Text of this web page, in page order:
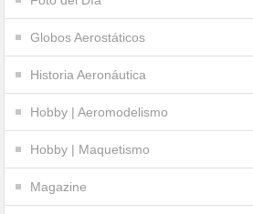
Globos Aerostáticos
Historia Aeronáutica
Hobby | Aeromodelismo
Hobby | Maquetismo
Magazine